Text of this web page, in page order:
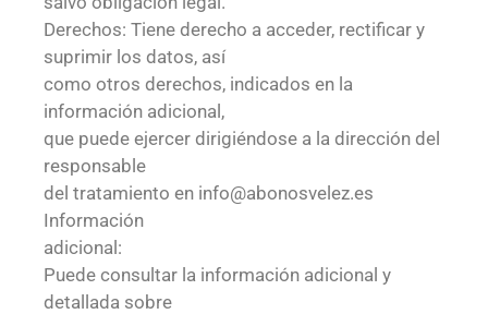
Derechos: Tiene derecho a acceder, rectificar y
suprimir los datos, así
como otros derechos, indicados en la
información adicional,
que puede ejercer dirigiéndose a la dirección del
responsable
del tratamiento en info@abonosvelez.es
Información
adicional:
Puede consultar la información adicional y
detallada sobre